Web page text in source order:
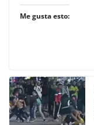
Me gusta esto: